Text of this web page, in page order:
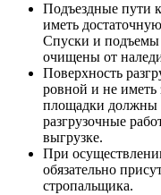
Подъездные пути
иметь
Спуски и
очищены от
Поверхность
ровной и не иметь
площадки должны
разгрузочные
выгрузке.
При
обязательно
стропальщика.